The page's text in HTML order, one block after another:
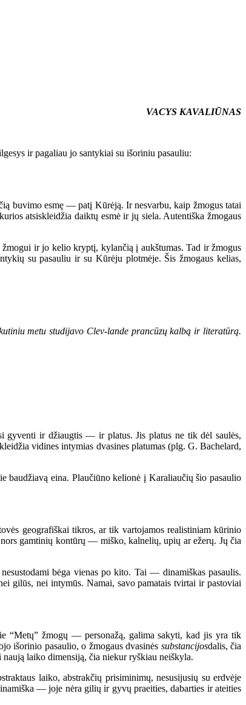
VACYS KAVALIŪNAS
ir pagaliau jo santykiai su išoriniu pasauliu:
buvimo esmę — patį Kūrėją. Ir nesvarbu, kaip žmogus tatai
atsiskleidžia daiktų esmė ir jų siela. Autentiška žmogaus
ir jo kelio kryptį, kylančią į aukštumas. Tad ir žmogus
su pasauliu ir su Kūrėju plotmėje. Šis žmogaus kelias,
metu studijavo Clev-lande prancūzų kalbą ir literatūrą.
gyventi ir džiaugtis — ir platus. Jis platus ne tik dėl saulės,
vidines intymias dvasines platumas (plg. G. Bachelard,
baudžiavą eina. Plaučiūno kelionė į Karaliaučių šio pasaulio
geografiškai tikros, ar tik vartojamos realistiniam kūrinio
gamtinių kontūrų — miško, kalnelių, upių ar ežerų. Jų čia
bėga vienas po kito. Tai — dinamiškas pasaulis.
gilūs, nei intymūs. Namai, savo pamatais tvirtai ir pastoviai
“Metų” žmogų — personažą, galima sakyti, kad jis yra tik
išorinio pasaulio, o žmogaus dvasinės substancijosdalis, čia
laiko dimensiją, čia niekur ryškiau neiškyla.
laiko, abstrakčių prisiminimų, nesusijusių su erdvėje
— joje nėra gilių ir gyvų praeities, dabarties ir ateities